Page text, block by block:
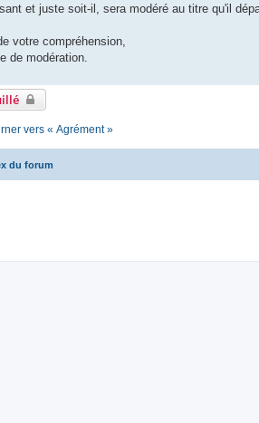
et juste soit-il, sera modéré au titre qu'il
votre compréhension,
de modération.
vers « Agrément »
du forum